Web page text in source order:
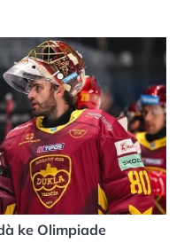
ke Olimpiade